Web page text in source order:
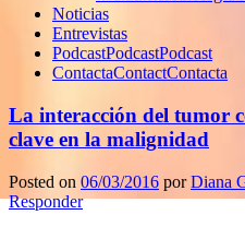
Noticias
Entrevistas
PodcastPodcastPodcast
ContactaContactContacta
La interacción del tumor
clave en la malignidad
Posted on 06/03/2016 porDiana
Responder